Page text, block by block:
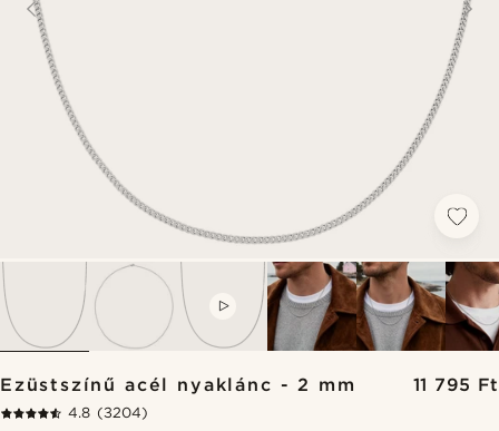
Ezüstszínű acél nyaklánc - 2 mm 11 795 Ft
4.8 (3204)